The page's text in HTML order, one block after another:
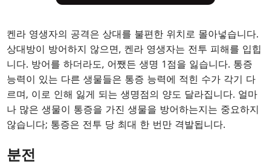
켄라 영생자의 공격은 상대를 불편한 위치로 몰아넣습니다.
상대방이 방어하지 않으면, 켄라 영생자는 전투 피해를 입힙
니다. 방어를 하더라도, 어쨌든 생명 1점을 잃습니다. 통증
능력이 있는 다른 생물들은 통증 능력에 적힌 수가 각기 다
르며, 이로 인해 잃게 되는 생명점의 양도 달라집니다. 얼마
나 많은 생물이 통증을 가진 생물을 방어하는지는 중요하지
않습니다; 통증은 전투 당 최대 한 번만 격발됩니다.
분전